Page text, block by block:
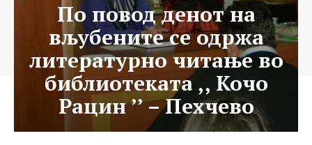
По повод денот на
вљубените се одржа
литературно читање во
библиотеката ,, Кочо
Рацин ’’ – Пехчево